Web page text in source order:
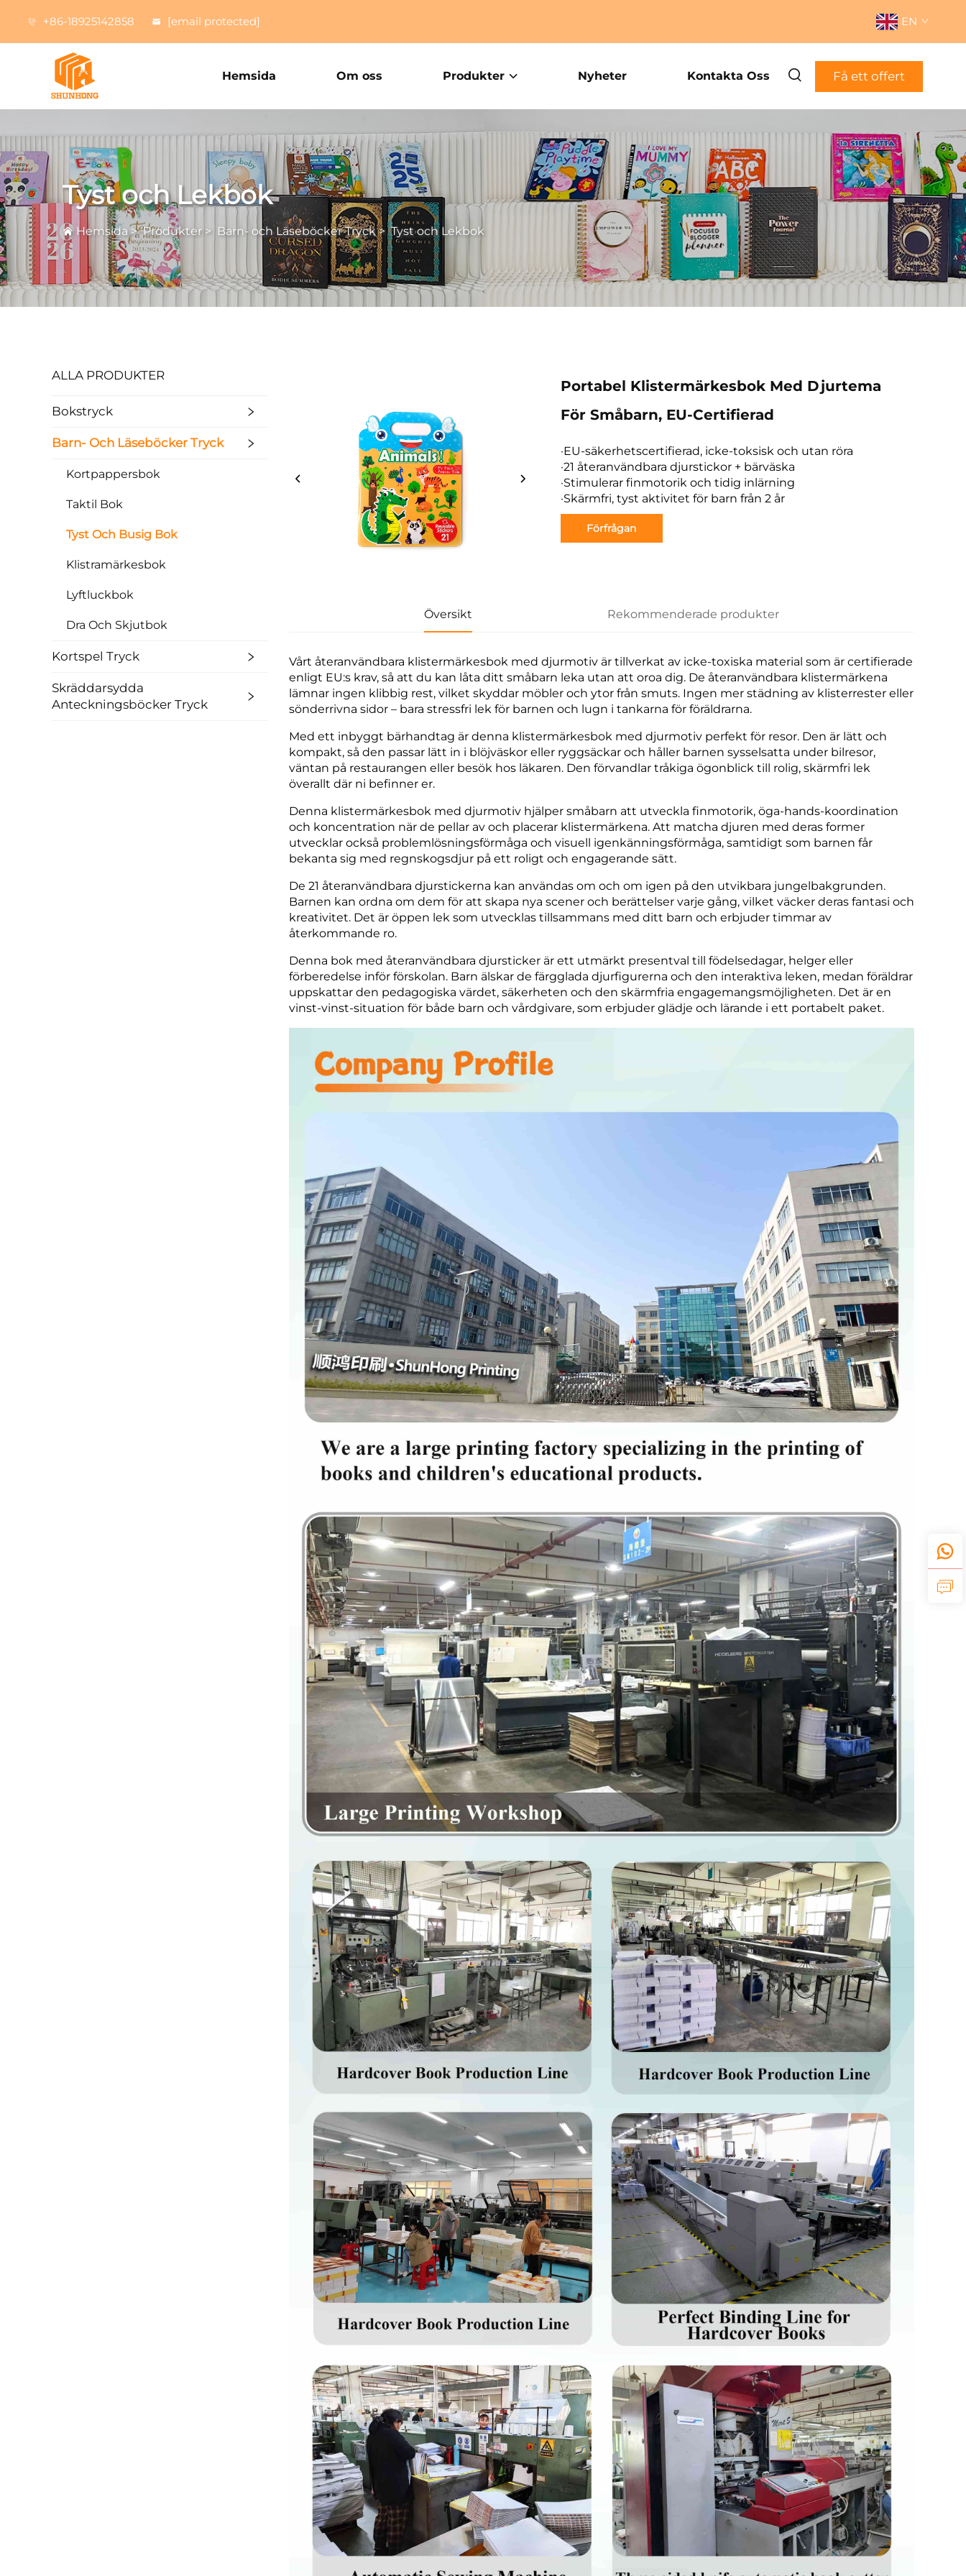
+86-18925142858 [email protected] EN
Hemsida Om oss Produkter Nyheter Kontakta Oss Få ett offert
Tyst och Lekbok
Hemsida>Produkter > Barn- och Läseböcker Tryck>Tyst och Lekbok
ALLA PRODUKTER
Bokstryck
Barn- Och Läseböcker Tryck
Kortpappersbok
Taktil Bok
Tyst Och Busig Bok
Klistramärkesbok
Lyftluckbok
Dra Och Skjutbok
Kortspel Tryck
Skräddarsydda
Anteckningsböcker Tryck
Portabel Klistermärkesbok Med Djurtema
För Småbarn, EU-Certifierad
·EU-säkerhetscertifierad, icke-toksisk och utan röra
·21 återanvändbara djurstickor + bärväska
·Stimulerar finmotorik och tidig inlärning
·Skärmfri, tyst aktivitet för barn från 2 år
Förfrågan
Översikt Rekommenderade produkter
Vårt återanvändbara klistermärkesbok med djurmotiv är tillverkat av icke-toxiska material som är certifierade
enligt EU:s krav, så att du kan låta ditt småbarn leka utan att oroa dig. De återanvändbara klistermärkena
lämnar ingen klibbig rest, vilket skyddar möbler och ytor från smuts. Ingen mer städning av klisterrester eller
sönderrivna sidor – bara stressfri lek för barnen och lugn i tankarna för föräldrarna.
Med ett inbyggt bärhandtag är denna klistermärkesbok med djurmotiv perfekt för resor. Den är lätt och
kompakt, så den passar lätt in i blöjväskor eller ryggsäckar och håller barnen sysselsatta under bilresor,
väntan på restaurangen eller besök hos läkaren. Den förvandlar tråkiga ögonblick till rolig, skärmfri lek
överallt där ni befinner er.
Denna klistermärkesbok med djurmotiv hjälper småbarn att utveckla finmotorik, öga-hands-koordination
och koncentration när de pellar av och placerar klistermärkena. Att matcha djuren med deras former
utvecklar också problemlösningsförmåga och visuell igenkänningsförmåga, samtidigt som barnen får
bekanta sig med regnskogsdjur på ett roligt och engagerande sätt.
De 21 återanvändbara djurstickerna kan användas om och om igen på den utvikbara jungelbakgrunden.
Barnen kan ordna om dem för att skapa nya scener och berättelser varje gång, vilket väcker deras fantasi och
kreativitet. Det är öppen lek som utvecklas tillsammans med ditt barn och erbjuder timmar av
återkommande ro.
Denna bok med återanvändbara djursticker är ett utmärkt presentval till födelsedagar, helger eller
förberedelse inför förskolan. Barn älskar de färgglada djurfigurerna och den interaktiva leken, medan föräldrar
uppskattar den pedagogiska värdet, säkerheten och den skärmfria engagemangsmöjligheten. Det är en
vinst-vinst-situation för både barn och vårdgivare, som erbjuder glädje och lärande i ett portabelt paket.